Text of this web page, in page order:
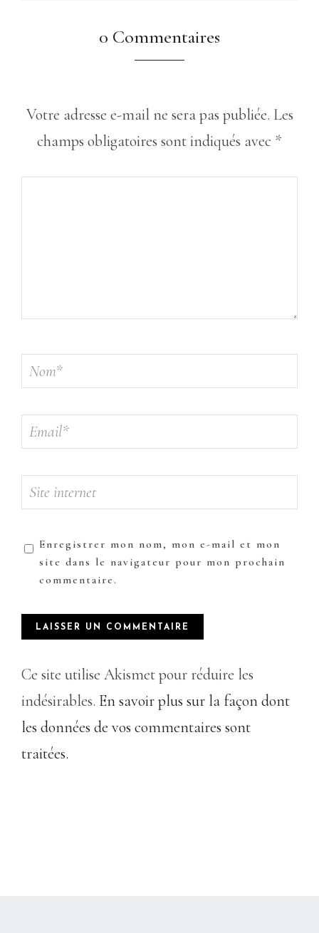
0 Commentaires
Votre adresse e-mail ne sera pas publiée. Les
champs obligatoires sont indiqués avec *
Enregistrer mon nom, mon e-mail et mon
site dans le navigateur pour mon prochain
commentaire.
Ce site utilise Akismet pour réduire les
indésirables. En savoir plus sur la façon dont
les données de vos commentaires sont
traitées.